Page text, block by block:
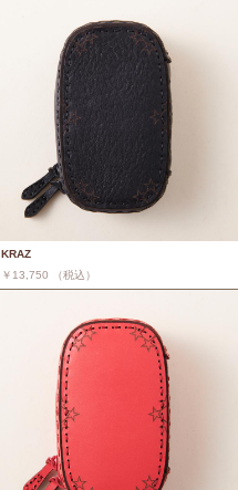
KRAZ
￥13,750 （税込）